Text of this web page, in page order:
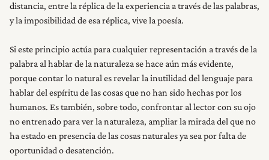
distancia, entre la réplica de la experiencia a través de las palabras,
y la imposibilidad de esa réplica, vive la poesía.
Si este principio actúa para cualquier representación a través de la
palabra al hablar de la naturaleza se hace aún más evidente,
porque contar lo natural es revelar la inutilidad del lenguaje para
hablar del espíritu de las cosas que no han sido hechas por los
humanos. Es también, sobre todo, confrontar al lector con su ojo
no entrenado para ver la naturaleza, ampliar la mirada del que no
ha estado en presencia de las cosas naturales ya sea por falta de
oportunidad o desatención.